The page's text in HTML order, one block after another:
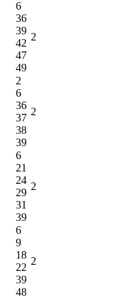
6
36
39
42
47
49
2
2
6
36
37
38
39
2
6
21
24
29
31
39
2
6
9
18
22
39
48
2